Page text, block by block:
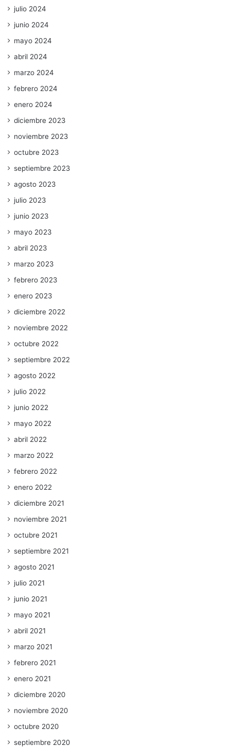
julio 2024
junio 2024
mayo 2024
abril 2024
marzo 2024
febrero 2024
enero 2024
diciembre 2023
noviembre 2023
octubre 2023
septiembre 2023
agosto 2023
julio 2023
junio 2023
mayo 2023
abril 2023
marzo 2023
febrero 2023
enero 2023
diciembre 2022
noviembre 2022
octubre 2022
septiembre 2022
agosto 2022
julio 2022
junio 2022
mayo 2022
abril 2022
marzo 2022
febrero 2022
enero 2022
diciembre 2021
noviembre 2021
octubre 2021
septiembre 2021
agosto 2021
julio 2021
junio 2021
mayo 2021
abril 2021
marzo 2021
febrero 2021
enero 2021
diciembre 2020
noviembre 2020
octubre 2020
septiembre 2020